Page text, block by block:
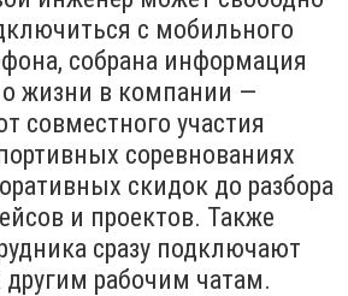
с мобильного
собрана информация
о жизни в компании —
совместного участия
соревнованиях
скидок до разбора
и проектов. Также
сразу подключают
другим рабочим чатам.